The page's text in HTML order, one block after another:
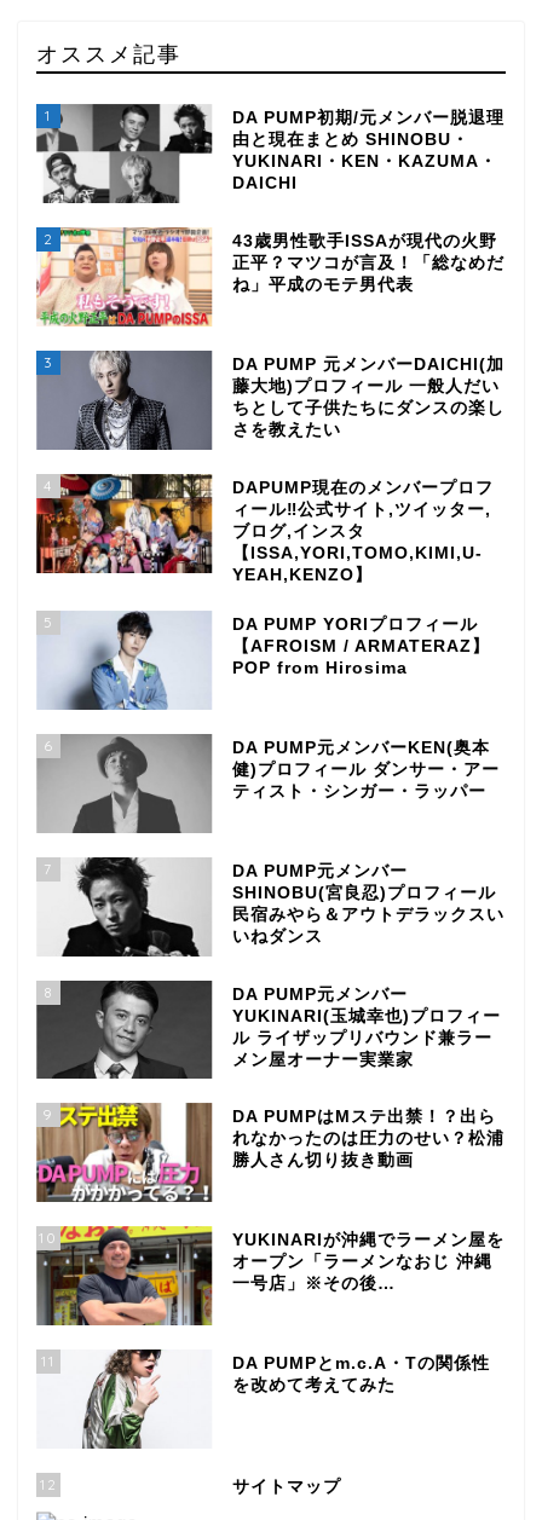
オススメ記事
1
DA PUMP初期/元メンバー脱退理
由と現在まとめ SHINOBU・
YUKINARI・KEN・KAZUMA・
DAICHI
2
43歳男性歌手ISSAが現代の火野
正平？マツコが言及！「総なめだ
ね」平成のモテ男代表
3
DA PUMP 元メンバーDAICHI(加
藤大地)プロフィール 一般人だい
ちとして子供たちにダンスの楽し
さを教えたい
4
DAPUMP現在のメンバープロフ
ィール‼公式サイト,ツイッター,
ブログ,インスタ
【ISSA,YORI,TOMO,KIMI,U-
YEAH,KENZO】
5
DA PUMP YORIプロフィール
【AFROISM / ARMATERAZ】
POP from Hirosima
6
DA PUMP元メンバーKEN(奥本
健)プロフィール ダンサー・アー
ティスト・シンガー・ラッパー
7
DA PUMP元メンバー
SHINOBU(宮良忍)プロフィール
民宿みやら＆アウトデラックスい
いねダンス
8
DA PUMP元メンバー
YUKINARI(玉城幸也)プロフィー
ル ライザップリバウンド兼ラー
メン屋オーナー実業家
9
DA PUMPはMステ出禁！？出ら
れなかったのは圧力のせい？松浦
勝人さん切り抜き動画
10
YUKINARIが沖縄でラーメン屋を
オープン「ラーメンなおじ 沖縄
一号店」※その後…
11
DA PUMPとm.c.A・Tの関係性
を改めて考えてみた
12 サイトマップ